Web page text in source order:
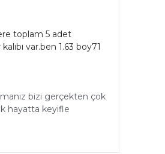
toplam 5 adet
var.ben 1.63 boy71
bizi gerçekten çok
hayatta keyifle